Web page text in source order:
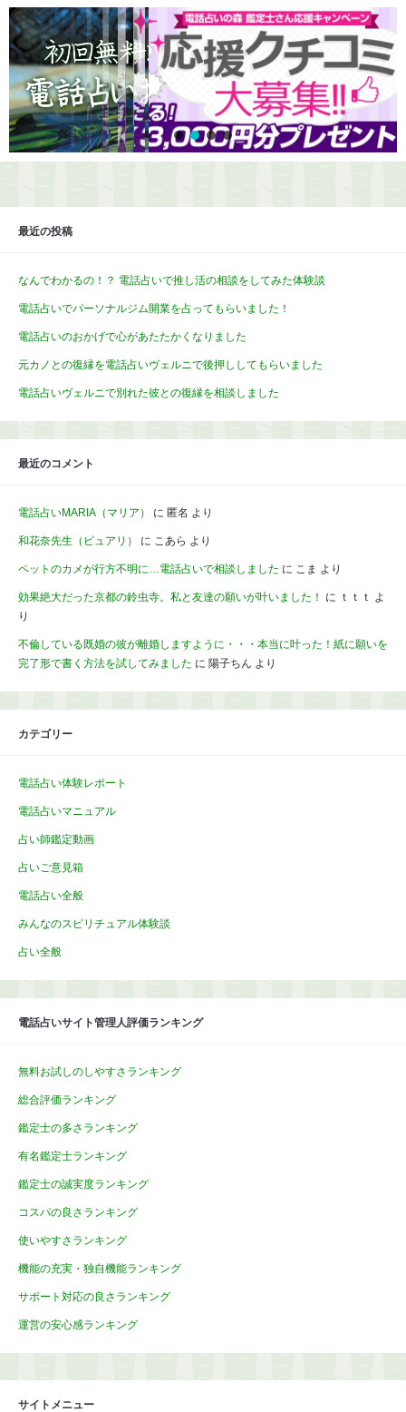
最近の投稿
なんでわかるの！？ 電話占いで推し活の相談をしてみた体験談
電話占いでパーソナルジム開業を占ってもらいました！
電話占いのおかげで心があたたかくなりました
元カノとの復縁を電話占いヴェルニで後押ししてもらいました
電話占いヴェルニで別れた彼との復縁を相談しました
最近のコメント
電話占いMARIA（マリア） に 匿名 より
和花奈先生（ピュアリ） に こあら より
ペットのカメが行方不明に…電話占いで相談しました に こま より
効果絶大だった京都の鈴虫寺。私と友達の願いが叶いました！ に ｔｔｔ
よ
り
不倫している既婚の彼が離婚しますように・・・本当に叶った！紙に願いを
完了形で書く方法を試してみました に 陽子ちん より
カテゴリー
電話占い体験レポート
電話占いマニュアル
占い師鑑定動画
占いご意見箱
電話占い全般
みんなのスピリチュアル体験談
占い全般
電話占いサイト管理人評価ランキング
無料お試しのしやすさランキング
総合評価ランキング
鑑定士の多さランキング
有名鑑定士ランキング
鑑定士の誠実度ランキング
コスパの良さランキング
使いやすさランキング
機能の充実・独自機能ランキング
サポート対応の良さランキング
運営の安心感ランキング
サイトメニュー